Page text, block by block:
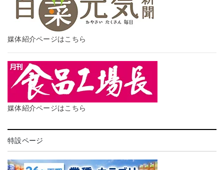
媒体紹介ページはこちら
媒体紹介ページはこちら
特設ページ